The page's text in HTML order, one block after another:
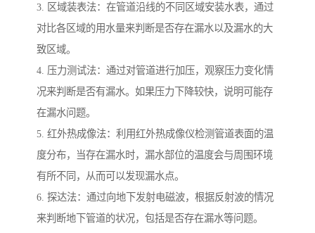
3. 区域装表法：在管道沿线的不同区域安装水表，通过
对比各区域的用水量来判断是否存在漏水以及漏水的大
致区域。
4. 压力测试法：通过对管道进行加压，观察压力变化情
况来判断是否有漏水。如果压力下降较快，说明可能存
在漏水问题。
5. 红外热成像法：利用红外热成像仪检测管道表面的温
度分布，当存在漏水时，漏水部位的温度会与周围环境
有所不同，从而可以发现漏水点。
6. 探达法：通过向地下发射电磁波，根据反射波的情况
来判断地下管道的状况，包括是否存在漏水等问题。